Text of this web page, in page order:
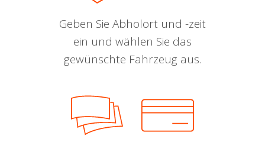
Geben Sie Abholort und -zeit
ein und wählen Sie das
gewünschte Fahrzeug aus.